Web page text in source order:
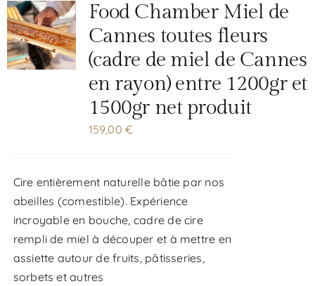
Nous contacter
Mon compte
Food Chamber Miel de
Cannes toutes fleurs
(cadre de miel de Cannes
en rayon) entre 1200gr et
1500gr net produit
159,00€
Cire entièrement naturelle bâtie par nos
abeilles (comestible). Expérience
incroyable en bouche, cadre de cire
rempli de miel à découper et à mettre en
assiette autour de fruits, pâtisseries,
sorbets et autres